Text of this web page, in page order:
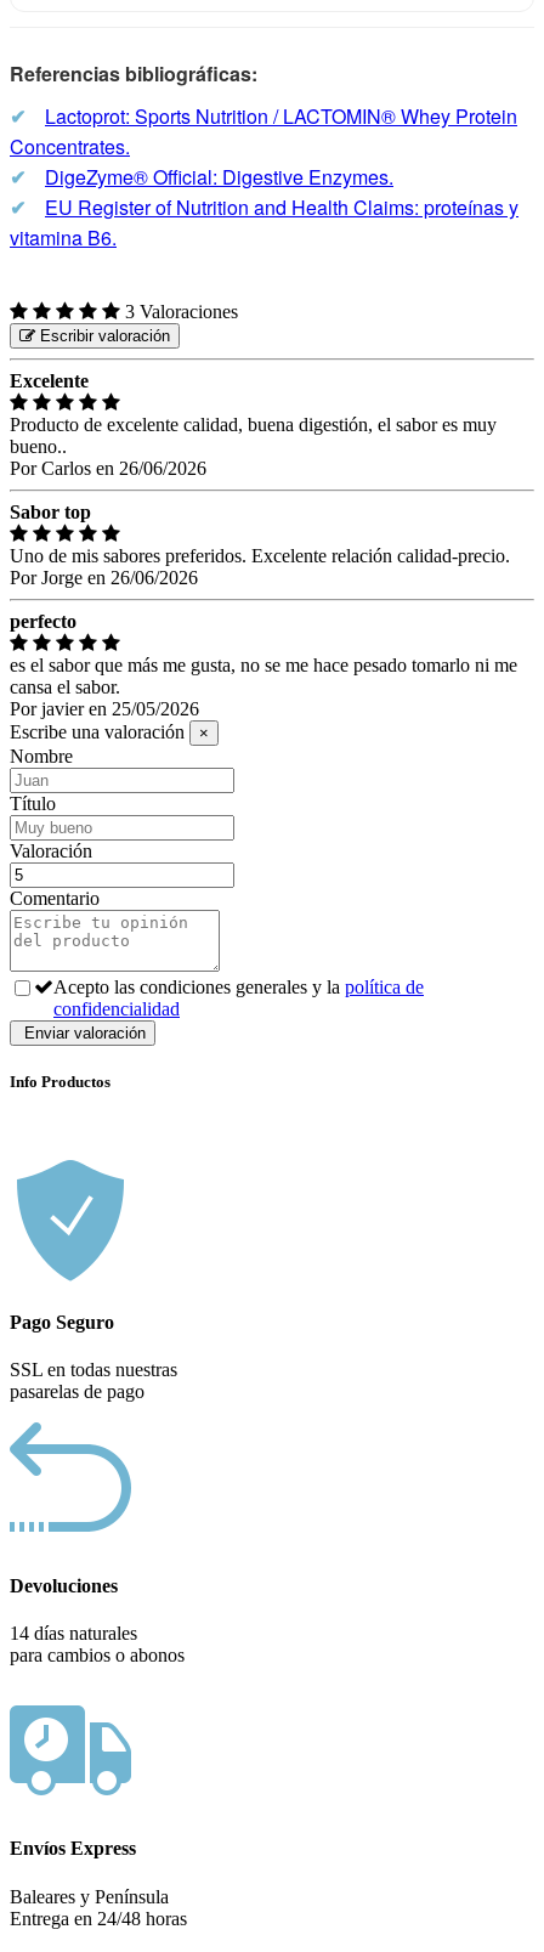
Referencias bibliográficas:
✔
Lactoprot: Sports Nutrition / LACTOMIN® Whey Protein
Concentrates.
✔
DigeZyme® Official: Digestive Enzymes.
✔
EU Register of Nutrition and Health Claims: proteínas y
vitamina B6.
3 Valoraciones
Escribir valoración
Excelente
Producto de excelente calidad, buena digestión, el sabor es muy
bueno..
PorCarlos en 26/06/2026
Sabor top
Uno de mis sabores preferidos. Excelente relación calidad-precio.
PorJorge en 26/06/2026
perfecto
es el sabor que más me gusta, no se me hace pesado tomarlo ni me
cansa el sabor.
Porjavieren 25/05/2026
Escribe una valoración
×
Nombre
Título
Valoración
Comentario
Acepto las condiciones generales y la política de
confidencialidad
Info Productos
Pago Seguro
SSL en todas nuestras
pasarelas de pago
Devoluciones
14 días naturales
para cambios o abonos
Envíos Express
Baleares y Península
Entrega en 24/48 horas